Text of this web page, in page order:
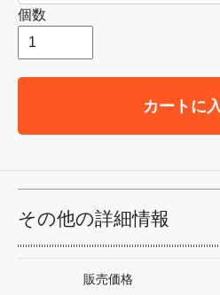
個数
カートに
その他の詳細情報
販売価格